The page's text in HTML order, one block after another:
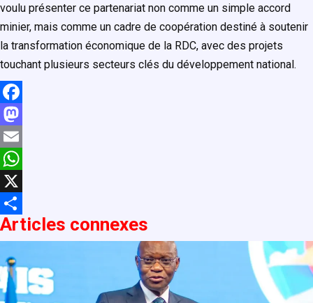
voulu présenter ce partenariat non comme un simple accord
minier, mais comme un cadre de coopération destiné à soutenir
la transformation économique de la RDC, avec des projets
touchant plusieurs secteurs clés du développement national.
F
a
c
e
b
o
k
M
a
s
o
o
n
E
m
a
i
W
h
a
s
A
X
P
r
t
Articles connexes